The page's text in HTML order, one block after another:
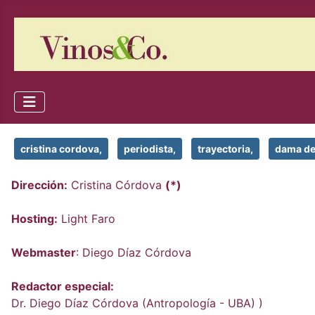
cristina cordova, periodista, trayectoria, dama
Dirección: Cristina Córdova (*)
Hosting: Light Faro
Webmaster: Diego Díaz Córdova
Redactor especial:
Dr. Diego Díaz Córdova (Antropología - UBA) )